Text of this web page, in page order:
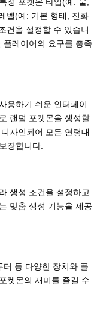
정 포켓몬 타입(예: 물,
벨(예: 기본 형태, 진화
건을 설정할 수 있습니
레이어의 요구를 충족
용하기 쉬운 인터페이
랜덤 포켓몬을 생성할
자인되어 모든 연령대
장합니다.
생성 조건을 설정하고
맞춤 생성 기능을 제공
등 다양한 장치와 플
켓몬의 재미를 즐길 수